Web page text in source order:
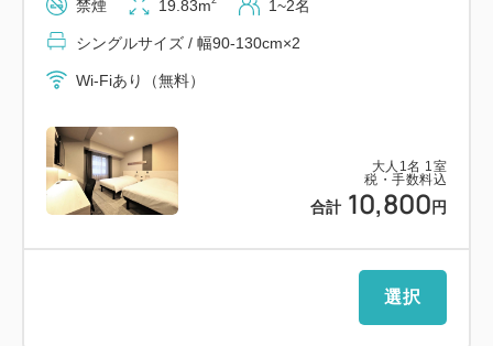
【周辺観光地アクセス】
近江町市場…徒歩25分、バス5分
金沢城公園…バス10分
金沢21世紀美術館…バス15分
ひがし茶屋街…バス10分
大人 1 名 1 室
税・手数料込
合計 10,800 円
禁煙 19.83m 1~2名
シングルサイズ / 幅90-130cm×2
Wi-Fiあり（無料）
選択